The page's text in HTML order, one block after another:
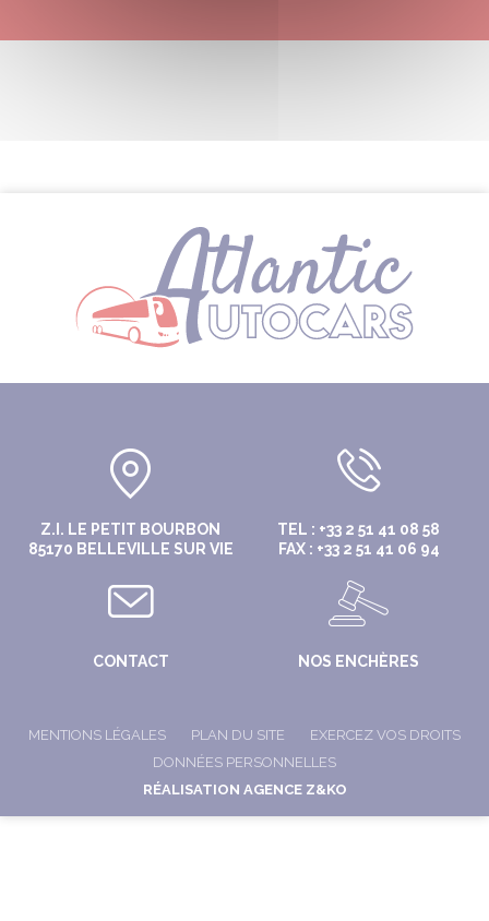
Z.I. LE PETIT BOURBON
85170 BELLEVILLE SUR VIE
TEL : +33 2 51 41 08 58
FAX : +33 2 51 41 06 94
CONTACT NOS ENCHÈRES
MENTIONS LÉGALES PLAN DU SITE
EXERCEZ VOS DROITS
DONNÉES PERSONNELLES
RÉALISATION AGENCE Z&KO